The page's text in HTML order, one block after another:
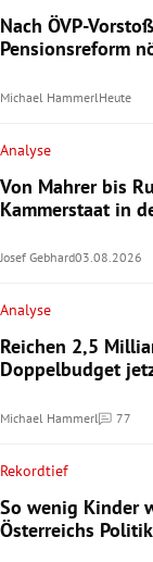
Nach ÖVP-
Pensionsreform
Michael Hammerl Heute
Analyse
Von Mahrer bis
Kammerstaat in
Josef Gebhard03.08.2026
Analyse
Reichen 2,5
Doppelbudget
Michael Hammerl 77
Rekordtief
So wenig Kinder
Österreichs